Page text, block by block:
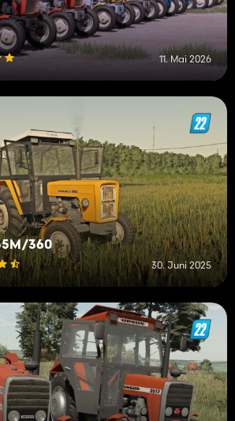
11. Mai 2026
360
30. Juni 2025